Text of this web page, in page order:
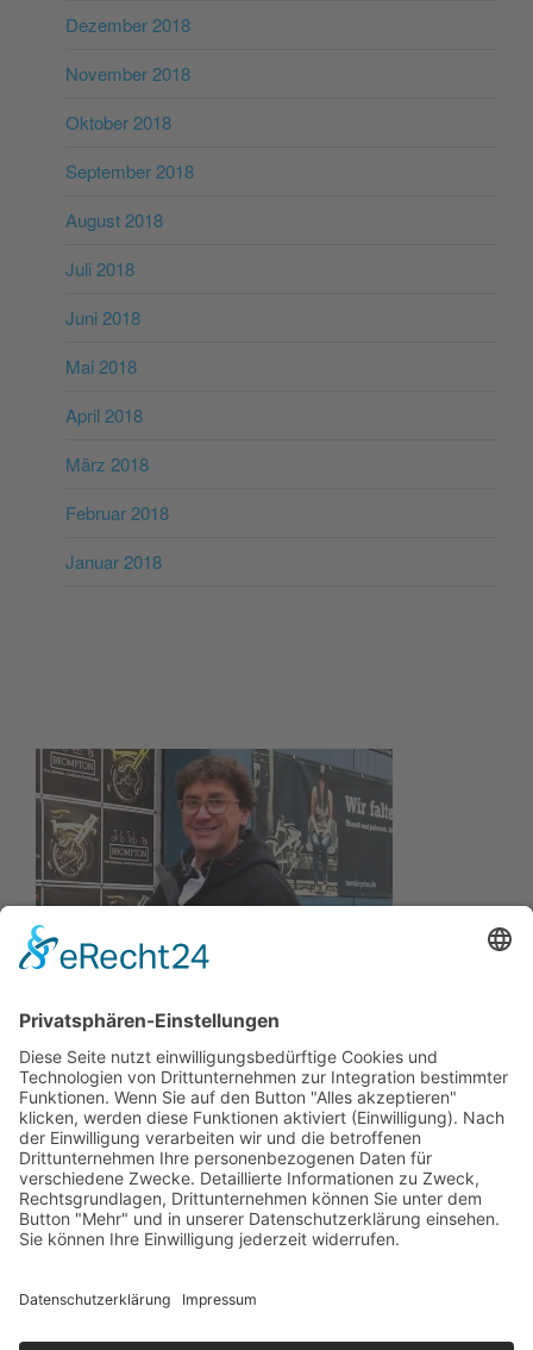
Dezember 2018
November 2018
Oktober 2018
September 2018
August 2018
Juli 2018
Juni 2018
Mai 2018
April 2018
März 2018
Februar 2018
Januar 2018
Wir wollen Ihr persönlicher Online Marine Spezialist sein,
der sich auf die Fahne geschrieben hat, der zuverlässigste
und preiswerteste Anbieter zu sein.
Wir sind ständig im Wachstum und wissen Ihr Vertrauen zu
schätzen.
Kay-Lucas Kaniewski